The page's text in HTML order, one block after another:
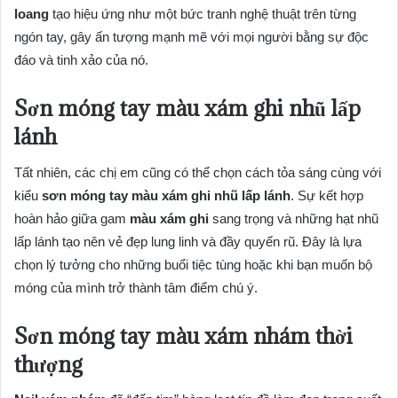
loang tạo hiệu ứng như một bức tranh nghệ thuật trên từng
ngón tay, gây ấn tượng mạnh mẽ với mọi người bằng sự độc
đáo và tinh xảo của nó.
Sơn móng tay màu xám ghi nhũ lấp
lánh
Tất nhiên, các chị em cũng có thể chọn cách tỏa sáng cùng với
kiểu sơn móng tay màu xám ghi nhũ lấp lánh. Sự kết hợp
hoàn hảo giữa gam màu xám ghi sang trọng và những hạt nhũ
lấp lánh tạo nên vẻ đẹp lung linh và đầy quyến rũ. Đây là lựa
chọn lý tưởng cho những buổi tiệc tùng hoặc khi bạn muốn bộ
móng của mình trở thành tâm điểm chú ý.
Sơn móng tay màu xám nhám thời
thượng